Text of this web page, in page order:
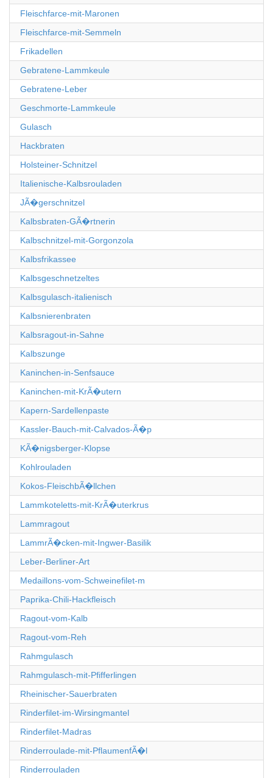
Fleischfarce-mit-Maronen
Fleischfarce-mit-Semmeln
Frikadellen
Gebratene-Lammkeule
Gebratene-Leber
Geschmorte-Lammkeule
Gulasch
Hackbraten
Holsteiner-Schnitzel
Italienische-Kalbsrouladen
JÃ�gerschnitzel
Kalbsbraten-GÃ�rtnerin
Kalbschnitzel-mit-Gorgonzola
Kalbsfrikassee
Kalbsgeschnetzeltes
Kalbsgulasch-italienisch
Kalbsnierenbraten
Kalbsragout-in-Sahne
Kalbszunge
Kaninchen-in-Senfsauce
Kaninchen-mit-KrÃ�utern
Kapern-Sardellenpaste
Kassler-Bauch-mit-Calvados-Ã�p
KÃ�nigsberger-Klopse
Kohlrouladen
Kokos-FleischbÃ�llchen
Lammkoteletts-mit-KrÃ�uterkrus
Lammragout
LammrÃ�cken-mit-Ingwer-Basilik
Leber-Berliner-Art
Medaillons-vom-Schweinefilet-m
Paprika-Chili-Hackfleisch
Ragout-vom-Kalb
Ragout-vom-Reh
Rahmgulasch
Rahmgulasch-mit-Pfifferlingen
Rheinischer-Sauerbraten
Rinderfilet-im-Wirsingmantel
Rinderfilet-Madras
Rinderroulade-mit-PflaumenfÃ�l
Rinderrouladen